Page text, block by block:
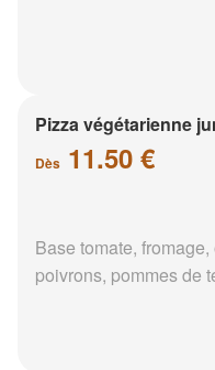
Pizza végétarienne
Dès 11.50 €
Base tomate,
poivrons, pommes de